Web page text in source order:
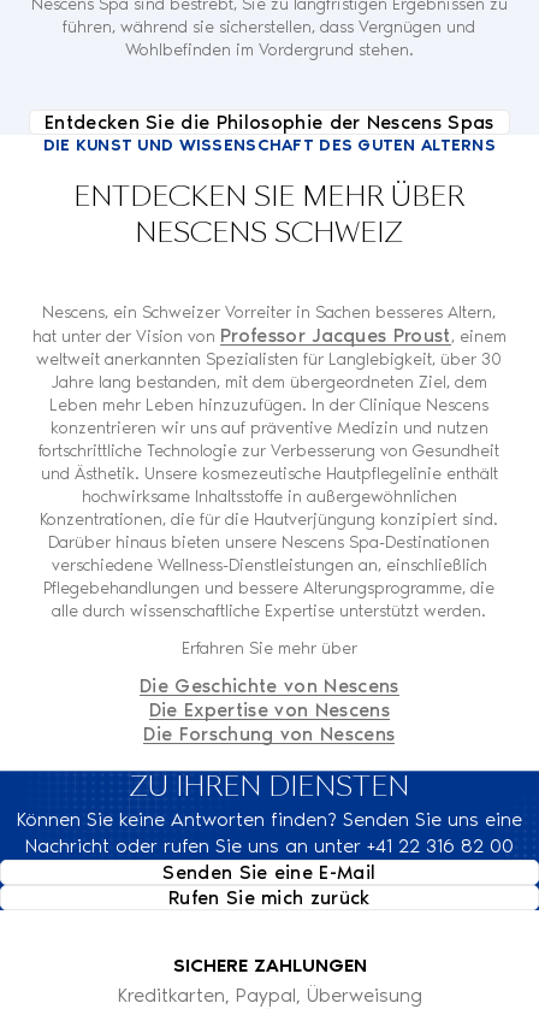
Nescens Spa sind bestrebt, Sie zu langfristigen Ergebnissen zu
führen, während sie sicherstellen, dass Vergnügen und
Wohlbefinden im Vordergrund stehen.
Entdecken Sie die Philosophie der Nescens Spas
DIE KUNST UND WISSENSCHAFT DES GUTEN ALTERNS
ENTDECKEN SIE MEHR ÜBER
NESCENS SCHWEIZ
Nescens, ein Schweizer Vorreiter in Sachen besseres Altern,
hat unter der Vision von Professor Jacques Proust, einem
weltweit anerkannten Spezialisten für Langlebigkeit, über 30
Jahre lang bestanden, mit dem übergeordneten Ziel, dem
Leben mehr Leben hinzuzufügen. In der Clinique Nescens
konzentrieren wir uns auf präventive Medizin und nutzen
fortschrittliche Technologie zur Verbesserung von Gesundheit
und Ästhetik. Unsere kosmezeutische Hautpflegelinie enthält
hochwirksame Inhaltsstoffe in außergewöhnlichen
Konzentrationen, die für die Hautverjüngung konzipiert sind.
Darüber hinaus bieten unsere Nescens Spa-Destinationen
verschiedene Wellness-Dienstleistungen an, einschließlich
Pflegebehandlungen und bessere Alterungsprogramme, die
alle durch wissenschaftliche Expertise unterstützt werden.
Erfahren Sie mehr über
Die Geschichte von Nescens
Die Expertise von Nescens
Die Forschung von Nescens
ZU IHREN DIENSTEN
Können Sie keine Antworten finden? Senden Sie uns eine
Nachricht oder rufen Sie uns an unter +41 22 316 82 00
Senden Sie eine E-Mail
Rufen Sie mich zurück
SICHERE ZAHLUNGEN
Kreditkarten, Paypal, Überweisung